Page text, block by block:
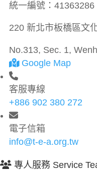
統一編號： 41363286
220 新北市板橋區文
No.313, Sec. 1,
Google Map
客服專線
+886 902 380 272
電子信箱
info@t-e-a.org.tw
專人服務 Service